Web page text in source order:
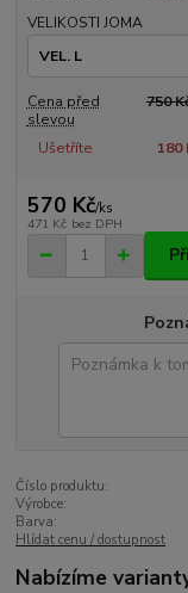
VELIKOSTI JOMA
Cena před
slevou
750
Ušetříte 180
570 Kč/ks
471 Kč bez DPH
Číslo produktu:
Výrobce:
Barva:
Hlídat cenu / dostupnost
Nabízíme